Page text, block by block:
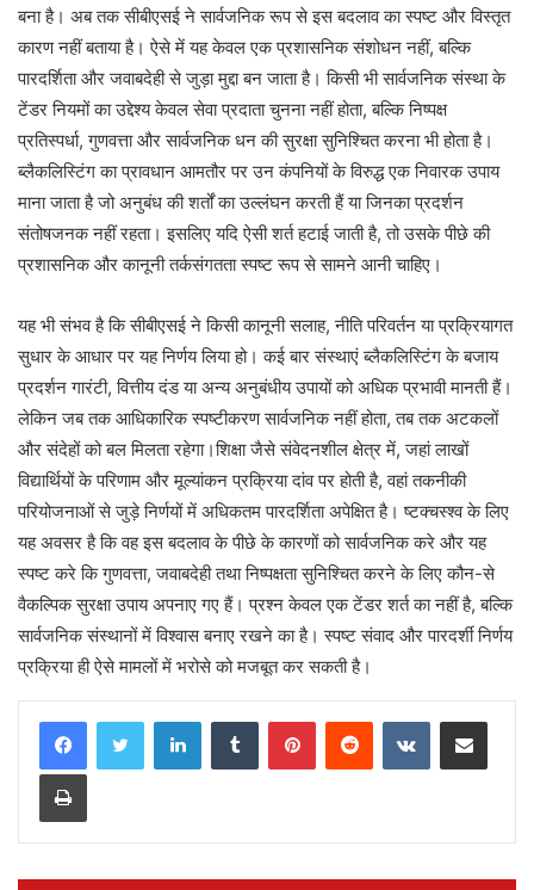
बना है। अब तक सीबीएसई ने सार्वजनिक रूप से इस बदलाव का स्पष्ट और विस्तृत
कारण नहीं बताया है। ऐसे में यह केवल एक प्रशासनिक संशोधन नहीं, बल्कि
पारदर्शिता और जवाबदेही से जुड़ा मुद्दा बन जाता है। किसी भी सार्वजनिक संस्था के
टेंडर नियमों का उद्देश्य केवल सेवा प्रदाता चुनना नहीं होता, बल्कि निष्पक्ष
प्रतिस्पर्धा, गुणवत्ता और सार्वजनिक धन की सुरक्षा सुनिश्चित करना भी होता है।
ब्लैकलिस्टिंग का प्रावधान आमतौर पर उन कंपनियों के विरुद्ध एक निवारक उपाय
माना जाता है जो अनुबंध की शर्तों का उल्लंघन करती हैं या जिनका प्रदर्शन
संतोषजनक नहीं रहता। इसलिए यदि ऐसी शर्त हटाई जाती है, तो उसके पीछे की
प्रशासनिक और कानूनी तर्कसंगतता स्पष्ट रूप से सामने आनी चाहिए।
यह भी संभव है कि सीबीएसई ने किसी कानूनी सलाह, नीति परिवर्तन या प्रक्रियागत
सुधार के आधार पर यह निर्णय लिया हो। कई बार संस्थाएं ब्लैकलिस्टिंग के बजाय
प्रदर्शन गारंटी, वित्तीय दंड या अन्य अनुबंधीय उपायों को अधिक प्रभावी मानती हैं।
लेकिन जब तक आधिकारिक स्पष्टीकरण सार्वजनिक नहीं होता, तब तक अटकलों
और संदेहों को बल मिलता रहेगा।शिक्षा जैसे संवेदनशील क्षेत्र में, जहां लाखों
विद्यार्थियों के परिणाम और मूल्यांकन प्रक्रिया दांव पर होती है, वहां तकनीकी
परियोजनाओं से जुड़े निर्णयों में अधिकतम पारदर्शिता अपेक्षित है। ष्टक्चस्श्व के लिए
यह अवसर है कि वह इस बदलाव के पीछे के कारणों को सार्वजनिक करे और यह
स्पष्ट करे कि गुणवत्ता, जवाबदेही तथा निष्पक्षता सुनिश्चित करने के लिए कौन-से
वैकल्पिक सुरक्षा उपाय अपनाए गए हैं। प्रश्न केवल एक टेंडर शर्त का नहीं है, बल्कि
सार्वजनिक संस्थानों में विश्वास बनाए रखने का है। स्पष्ट संवाद और पारदर्शी निर्णय
प्रक्रिया ही ऐसे मामलों में भरोसे को मजबूत कर सकती है।
LinkedInTumblr PinterestReddit VKontakteShare via Email
Print